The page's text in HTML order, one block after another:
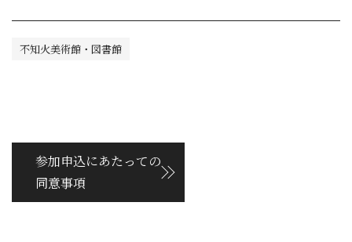
不知火美術館・図書館
参加申込にあたっての
同意事項